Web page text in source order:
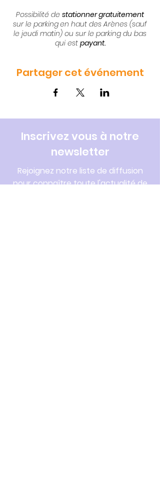
Possibilité de stationner gratuitement
sur le parkingen haut des Arènes (sauf
le jeudi matin) ou sur le parking du bas
qui est payant.
Partager cet événement
Inscrivez vous à notre
newsletter
Rejoignez notre liste de diffusion
pour connaître toute l'actualité de